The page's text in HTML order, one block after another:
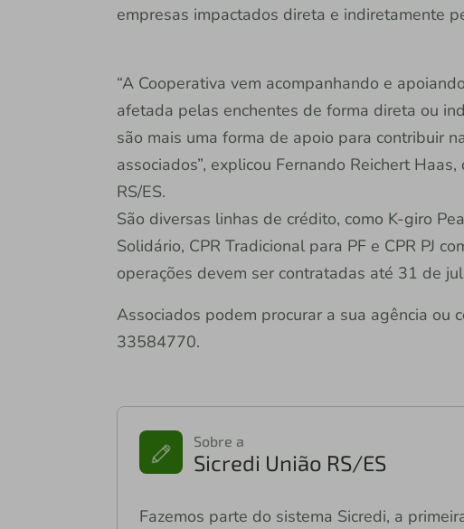
empresas impactados direta e indiretamente
“A Cooperativa vem acompanhando e
afetada pelas enchentes de forma direta ou
são mais uma forma de apoio para contribuir
associados”, explicou Fernando Reichert
RS/ES.
São diversas linhas de crédito, como K-giro
Solidário, CPR Tradicional para PF e CPR PJ
operações devem ser contratadas até 31 de
Associados podem procurar a sua agência ou
33584770.
Sobre a
Sicredi União RS/ES
Fazemos parte do sistema Sicredi, a